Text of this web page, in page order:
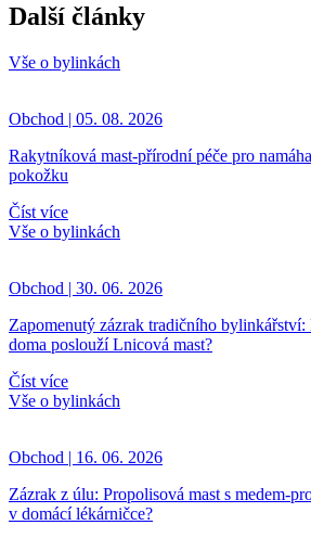
Další články
Vše o bylinkách
Obchod | 05. 08. 2026
Rakytníková mast-přírodní péče pro
pokožku
Číst více
Vše o bylinkách
Obchod | 30. 06. 2026
Zapomenutý zázrak tradičního
doma poslouží Lnicová mast?
Číst více
Vše o bylinkách
Obchod | 16. 06. 2026
Zázrak z úlu: Propolisová mast s medem-
v domácí lékárničce?